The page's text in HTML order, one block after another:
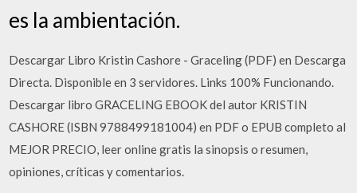
es la ambientación.
Descargar Libro Kristin Cashore - Graceling (PDF) en Descarga
Directa. Disponible en 3 servidores. Links 100% Funcionando.
Descargar libro GRACELING EBOOK del autor KRISTIN
CASHORE (ISBN 9788499181004) en PDF o EPUB completo al
MEJOR PRECIO, leer online gratis la sinopsis o resumen,
opiniones, críticas y comentarios.